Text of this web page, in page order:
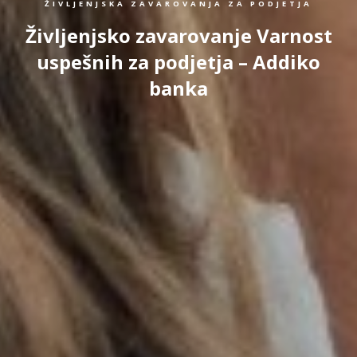
ŽIVLJENJSKA ZAVAROVANJA ZA PODJETJA
Življenjsko zavarovanje Varnost
uspešnih za podjetja – Addiko
banka